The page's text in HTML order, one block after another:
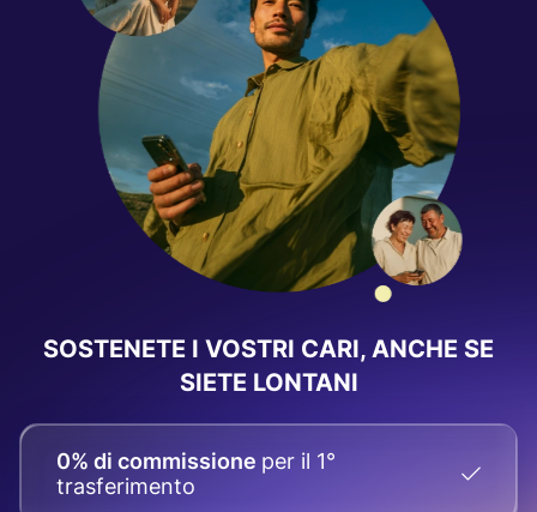
SOSTENETE I VOSTRI CARI, ANCHE SE
SIETE LONTANI
0% di commissione per il 1°
trasferimento